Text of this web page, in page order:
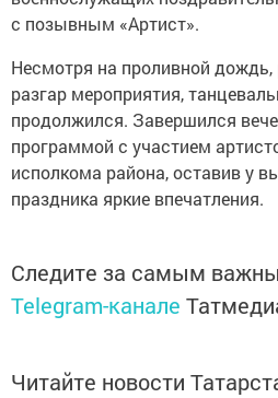
с позывным «Артист».
Несмотря на проливной
разгар мероприятия,
продолжился. Завершился
программой с участием
исполкома района, оставив у
праздника яркие впечатления.
Следите за самым
Telegram-канале
Читайте новости